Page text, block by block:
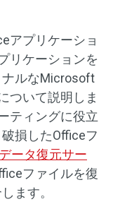
アプリケーショ
リケーションを
ルなMicrosoft
ついて説明しま
ティングに役立
損したOfficeフ
データ復元サー
ファイルを復
ます。